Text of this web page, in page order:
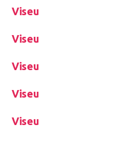
Viseu
Viseu
Viseu
Viseu
Viseu